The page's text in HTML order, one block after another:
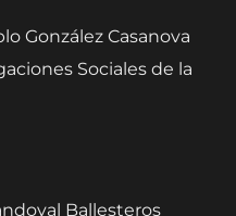
González Casanova
Sociales de la
Ballesteros